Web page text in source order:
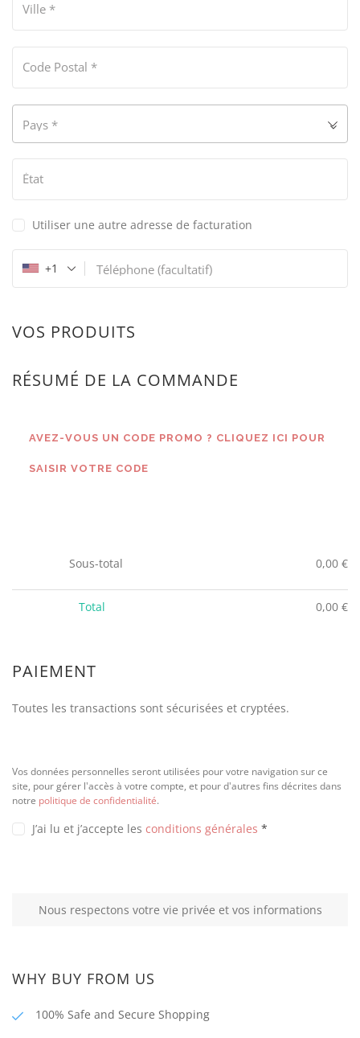
Ville *
Code Postal *
Pays *
État
Utiliser une autre adresse de facturation
Téléphone (facultatif)
+1
VOS PRODUITS
RÉSUMÉ DE LA COMMANDE
AVEZ-VOUS UN CODE PROMO ? CLIQUEZ ICI POUR
SAISIR VOTRE CODE
Sous-total 0,00 €
Total 0,00 €
PAIEMENT
Toutes les transactions sont sécurisées et cryptées.
Vos données personnelles seront utilisées pour votre navigation sur ce
site, pour gérer l'accès à votre compte, et pour d'autres fins décrites dans
notre politique de confidentialité.
J’ai lu et j’accepte les conditions générales *
Nous respectons votre vie privée et vos informations
WHY BUY FROM US
100% Safe and Secure Shopping